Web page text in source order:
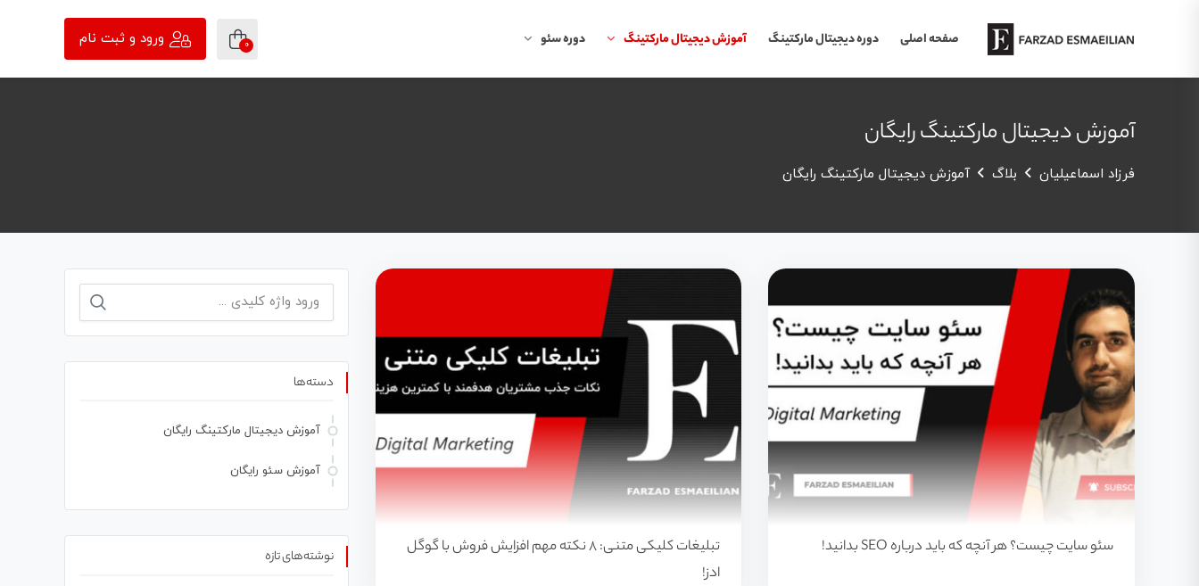
صفحه اصلی دوره دیجیتال مارکتینگ آموزش دیجیتال مارکتینگ دوره سئو 0 ورود و ثبت نام
آموزش دیجیتال مارکتینگ رایگان
فرزاد اسماعیلیان بلاگ آموزش دیجیتال مارکتینگ رایگان
سئو سایت چیست؟ هر آنچه که باید درباره SEO بدانید!
تبلیغات کلیکی متنی: 8 نکته مهم افزایش فروش با گوگل
ادز!
دسته‌ها
آموزش دیجیتال مارکتینگ رایگان
آموزش سئو رایگان
نوشته‌های تازه